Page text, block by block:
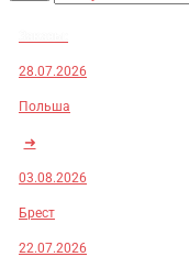
28.07.2026
Польша
➜
03.08.2026
Брест
22.07.2026